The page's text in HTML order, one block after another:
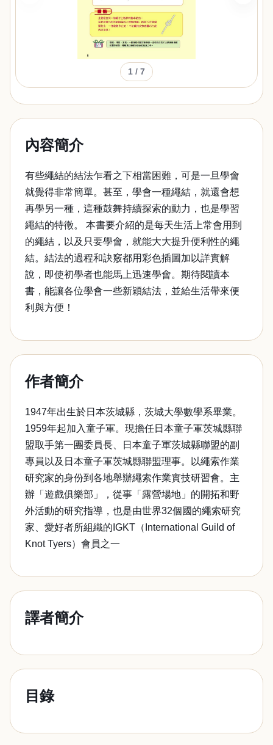
1 / 7
內容簡介
有些繩結的結法乍看之下相當困難，可是一旦學會
就覺得非常簡單。甚至，學會一種繩結，就還會想
再學另一種，這種鼓舞持續探索的動力，也是學習
繩結的特徵。 本書要介紹的是每天生活上常會用到
的繩結，以及只要學會，就能大大提升便利性的繩
結。結法的過程和訣竅都用彩色插圖加以詳實解
說，即使初學者也能馬上迅速學會。期待閱讀本
書，能讓各位學會一些新穎結法，並給生活帶來便
利與方便！
作者簡介
1947年出生於日本茨城縣，茨城大學數學系畢業。
1959年起加入童子軍。現擔任日本童子軍茨城縣聯
盟取手第一團委員長、日本童子軍茨城縣聯盟的副
專員以及日本童子軍茨城縣聯盟理事。以繩索作業
研究家的身份到各地舉辦繩索作業實技研習會。主
辦「遊戲俱樂部」，從事「露營場地」的開拓和野
外活動的研究指導，也是由世界32個國的繩索研究
家、愛好者所組織的IGKT（International Guild of
Knot Tyers）會員之一
譯者簡介
目錄